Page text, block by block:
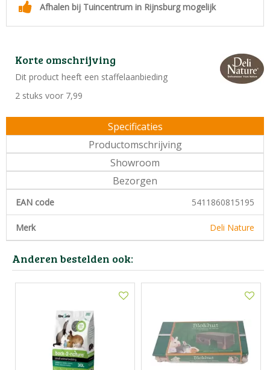
Afhalen bij Tuincentrum in Rijnsburg mogelijk
Korte omschrijving
Dit product heeft een staffelaanbieding
2 stuks voor 7,99
Specificaties
Productomschrijving
Showroom
Bezorgen
EAN code 5411860815195
Merk Deli Nature
Anderen bestelden ook: